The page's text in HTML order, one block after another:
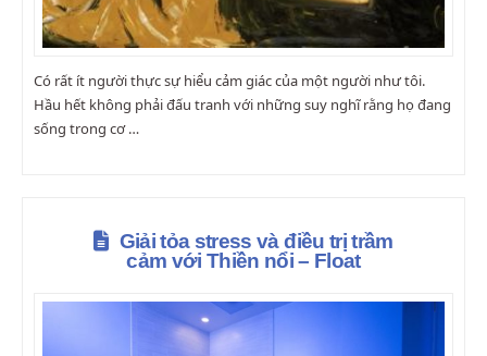
Có rất ít người thực sự hiểu cảm giác của một người như tôi.
Hầu hết không phải đấu tranh với những suy nghĩ rằng họ đang
sống trong cơ …
Giải tỏa stress và điều trị trầm
cảm với Thiền nổi – Float